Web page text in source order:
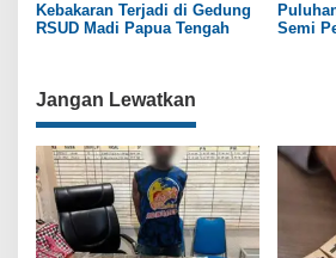
Kebakaran Terjadi di Gedung
RSUD Madi Papua Tengah
Semi
Jangan Lewatkan